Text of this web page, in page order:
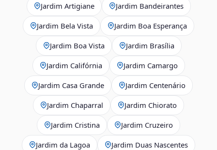
Jardim Artigiane Jardim Bandeirantes
Jardim Bela Vista Jardim Boa Esperança
Jardim Boa Vista Jardim Brasília
Jardim Califórnia Jardim Camargo
Jardim Casa Grande Jardim Centenário
Jardim Chaparral Jardim Chiorato
Jardim Cristina Jardim Cruzeiro
Jardim da Lagoa Jardim Duas Nascentes